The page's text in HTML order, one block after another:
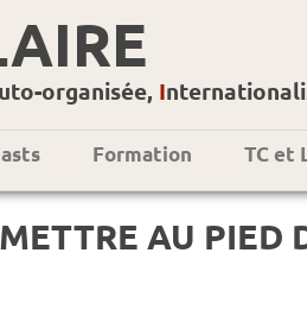
uto-organisée, I
Formation TC et
AU